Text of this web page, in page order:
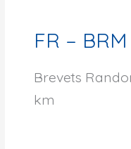
FR –
Brevets
km